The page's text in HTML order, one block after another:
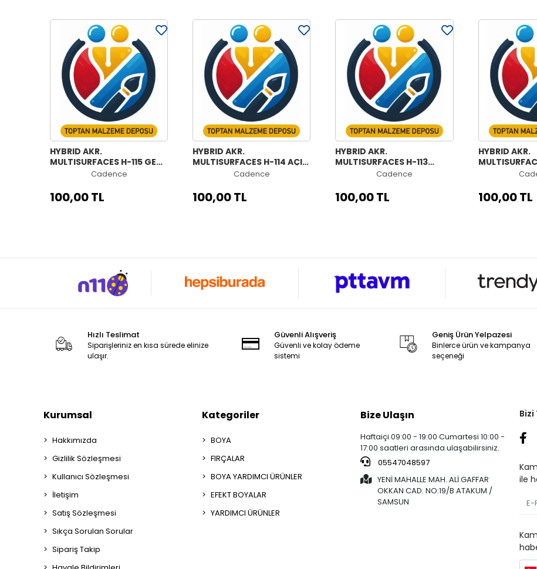
HYBRID AKR.
MULTISURFACES H-115 GECE
MAVİSİ 70MLCadence
100,00 TL
HYBRID AKR.
MULTISURFACES H-114 AÇIK
MENEKŞE 70ML
Cadence
100,00 TL
HYBRID AKR.
MULTISURFACES H-113
ZÜMRÜT YEŞİLİ 70ML
Cadence
100,00 TL
HYBRID AKR.
OFELYA 70ML
100,00 TL
Hızlı Teslimat
Siparişleriniz en kısa sürede elinize
ulaşır.
Güvenli Alışveriş
Güvenli ve kolay ödeme
sistemi
Geniş Ürün Yelpazesi
Binlerce ürün ve kampanya
seçeneği
Kurumsal
Hakkımızda
Gizlilik Sözleşmesi
Kullanıcı Sözleşmesi
İletişim
Satış Sözleşmesi
Sıkça Sorulan Sorular
Sipariş Takip
Kategoriler
BOYA
FIRÇALAR
BOYA YARDIMCI ÜRÜNLER
EFEKT BOYALAR
YARDIMCI ÜRÜNLER
Bize Ulaşın
Haftaiçi 09:00 - 19:00 Cumartesi 10:00 -
17:00 saatleri arasında ulaşabilirsiniz.
05547048597
YENİ MAHALLE MAH. ALİ GAFFAR
OKKAN CAD. NO:19/B ATAKUM /
SAMSUN
Bizi
ile